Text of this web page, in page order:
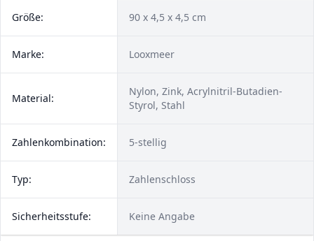
Größe: 90 x 4,5 x 4,5 cm
Marke: Looxmeer
Material:
Nylon, Zink, Acrylnitril-Butadien-
Styrol, Stahl
Zahlenkombination: 5-stellig
Typ: Zahlenschloss
Sicherheitsstufe: Keine Angabe